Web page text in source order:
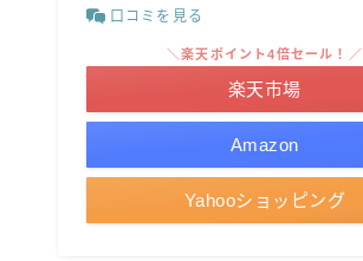
口コミを見る
Amazon
＼楽天ポイント4倍セール！／
楽天市場
Yahooショッピング